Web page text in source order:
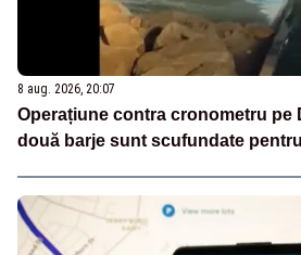
8 aug. 2026, 20:07
Operațiune contra cronometru pe
două barje sunt scufundate